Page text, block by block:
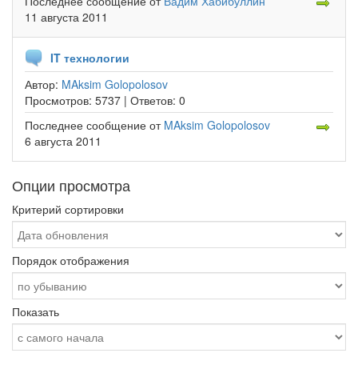
11 августа 2011
IT технологии
Автор: MAksim Golopolosov
Просмотров: 5737 | Ответов: 0
Последнее сообщение от MAksim Golopolosov
6 августа 2011
Опции просмотра
Критерий сортировки
Порядок отображения
Показать